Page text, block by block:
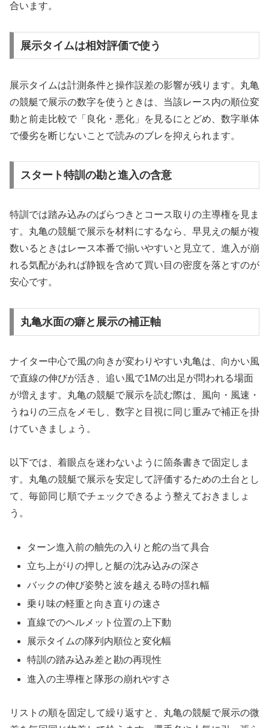
合います。
展示タイムは相対評価で使う
展示タイムは計測条件と操作誤差の影響が残ります。丸亀
の競艇で展示の数字を使うときは、当該レース内の順位変
動と前走比較で「良化・悪化」を見るにとどめ、数字単体
で優劣を断じないことで読みのブレを抑えられます。
スタート特訓の勘と進入の含意
特訓では踏み込みのばらつきとコース取りの主導権を見ま
す。丸亀の競艇で展示を材料にするなら、早見えの艇が複
数いるときはレース本番で揃いやすいと見立て、進入が崩
れる気配があれば静観を含めて買い目の密度を落とすのが
安心です。
丸亀水面の癖と展示の補正軸
ナイター中心で風の向きが変わりやすい丸亀は、向かい風
で直線の伸びが活き、追い風で1Mの出足が問われる場面
が増えます。丸亀の競艇で展示を読む際は、風向・風速・
うねりの三点をメモし、数字と目視に同じ重みで補正を掛
けていきましょう。
以下では、着眼点を迷わないように箇条書きで固定しま
す。丸亀の競艇で展示を安定して評価するための土台とし
て、毎節同じ順でチェックできるよう整えておきましょ
う。
ターン進入前の舳先の入りと舵の当て具合
立ち上がりの押しと艇の沈み込みの深さ
バックの伸び姿勢と波を越える時の揺れ幅
乗り味の軽重と向き直りの速さ
直線でのヘルメット位置の上下動
展示タイムの隊列内順位と変化幅
特訓の踏み込み差と勘の再現性
進入の主導権と隊形の崩れやすさ
リストの順を固定して繰り返すと、丸亀の競艇で展示の微